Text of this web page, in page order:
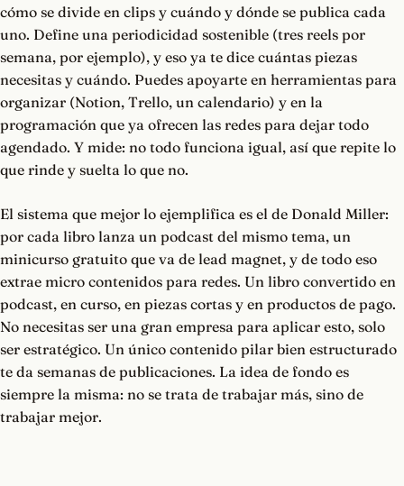
cómo se divide en clips y cuándo y dónde se publica cada
uno. Define una periodicidad sostenible (tres reels por
semana, por ejemplo), y eso ya te dice cuántas piezas
necesitas y cuándo. Puedes apoyarte en herramientas para
organizar (Notion, Trello, un calendario) y en la
programación que ya ofrecen las redes para dejar todo
agendado. Y mide: no todo funciona igual, así que repite lo
que rinde y suelta lo que no.
El sistema que mejor lo ejemplifica es el de Donald Miller:
por cada libro lanza un podcast del mismo tema, un
minicurso gratuito que va de lead magnet, y de todo eso
extrae micro contenidos para redes. Un libro convertido en
podcast, en curso, en piezas cortas y en productos de pago.
No necesitas ser una gran empresa para aplicar esto, solo
ser estratégico. Un único contenido pilar bien estructurado
te da semanas de publicaciones. La idea de fondo es
siempre la misma: no se trata de trabajar más, sino de
trabajar mejor.